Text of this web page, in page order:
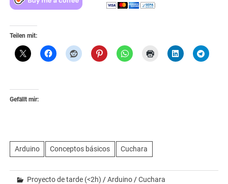
Teilen mit:
Gefällt mir:
Arduino Conceptos básicos Cuchara
Proyecto de tarde (<2h) /Arduino /Cuchara